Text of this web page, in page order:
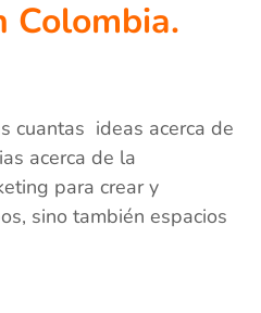
Colombia.
cuantas ideas acerca de
acerca de la
para crear y
sino también espacios